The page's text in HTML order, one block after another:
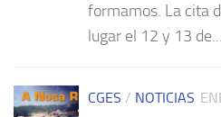
formamos. La cita
lugar el 12 y 13 de...
CGES / NOTICIAS